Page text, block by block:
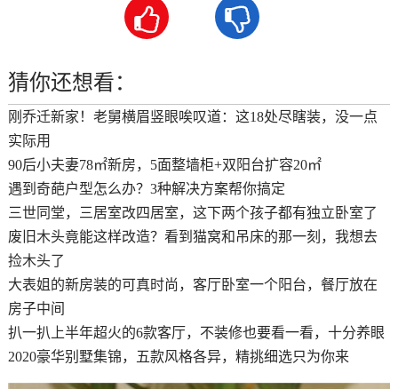
 
猜你还想看：
刚乔迁新家！老舅横眉竖眼唉叹道：这18处尽瞎装，没一点
实际用
90后小夫妻78㎡新房，​5面整墙柜+双阳台扩容20㎡
遇到奇葩户型怎么办？3种解决方案帮你搞定
三世同堂，三居室改四居室，这下两个孩子都有独立卧室了
废旧木头竟能这样改造？看到猫窝和吊床的那一刻，我想去
捡木头了
大表姐的新房装的可真时尚，客厅卧室一个阳台，餐厅放在
房子中间
扒一扒上半年超火的6款客厅，不装修也要看一看，十分养眼
2020豪华别墅集锦，五款风格各异，精挑细选只为你来